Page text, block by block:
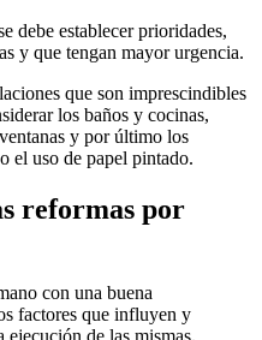
debe establecer prioridades,
y que tengan mayor urgencia.
que son imprescindibles
los baños y cocinas,
y por último los
el uso de papel pintado.
reformas por
con una buena
factores que influyen y
ejecución de las mismas.